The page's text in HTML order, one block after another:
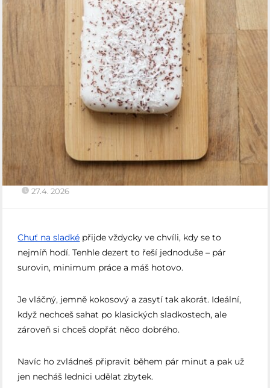
27.4. 2026
Chuť na sladké přijde vždycky ve chvíli, kdy se to
nejmíň hodí. Tenhle dezert to řeší jednoduše – pár
surovin, minimum práce a máš hotovo.
Je vláčný, jemně kokosový a zasytí tak akorát. Ideální,
když nechceš sahat po klasických sladkostech, ale
zároveň si chceš dopřát něco dobrého.
Navíc ho zvládneš připravit během pár minut a pak už
jen necháš lednici udělat zbytek.